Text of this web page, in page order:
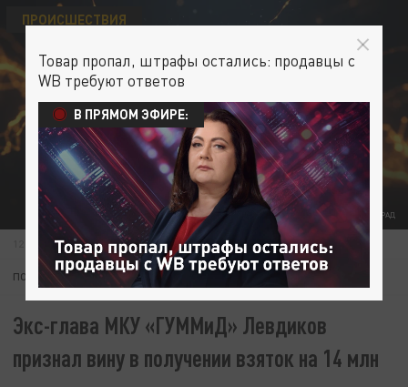
ФОТО: ЦАРЬГРАД
ПРОИСШЕСТВИЯ
12 МАЯ 16:08
ПОДПИШИТЕСЬ:
Экс-глава МКУ «ГУММиД» Левдиков
признал вину в получении взяток на 14 млн
Товар пропал, штрафы остались: продавцы с
WB требуют ответов
В ПРЯМОМ ЭФИРЕ: